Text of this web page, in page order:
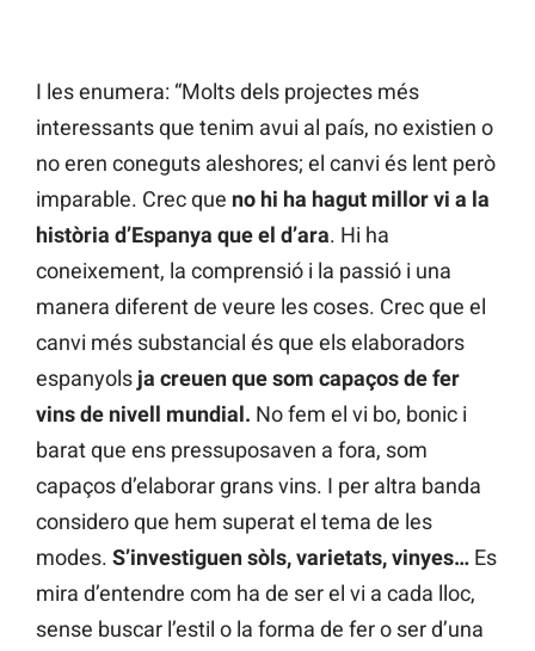
I les enumera: “Molts dels projectes més
interessants que tenim avui al país, no existien o
no eren coneguts aleshores; el canvi és lent però
imparable. Crec que no hi ha hagut millor vi a la
història d’Espanya que el d’ara. Hi ha
coneixement, la comprensió i la passió i una
manera diferent de veure les coses. Crec que el
canvi més substancial és que els elaboradors
espanyols ja creuen que som capaços de fer
vins de nivell mundial. No fem el vi bo, bonic i
barat que ens pressuposaven a fora, som
capaços d’elaborar grans vins. I per altra banda
considero que hem superat el tema de les
modes. S’investiguen sòls, varietats, vinyes… Es
mira d’entendre com ha de ser el vi a cada lloc,
sense buscar l’estil o la forma de fer o ser d’una